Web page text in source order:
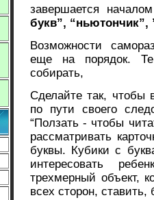
завершается
букв”, “ньютончик”,
Возможности
еще на порядок.
собирать,
Сделайте так, чтобы
по пути своего
“Ползать - чтобы
рассматривать
буквы. Кубики с
интересовать
трехмерный объект,
всех сторон, ставить,